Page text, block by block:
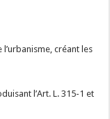
créant les
l’Art. L. 315-1 et